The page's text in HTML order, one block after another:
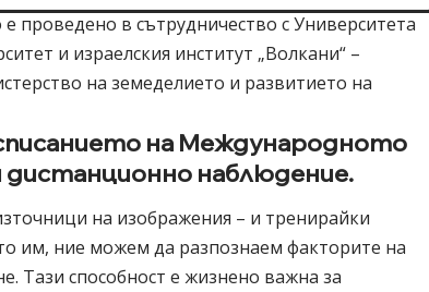
проведено в сътрудничество с Университета
и израелския институт „Волкани“ –
на земеделието и развитието на
на Международното
наблюдение.
на изображения – и тренирайки
им, ние можем да разпознаем факторите на
Тази способност е жизнено важна за